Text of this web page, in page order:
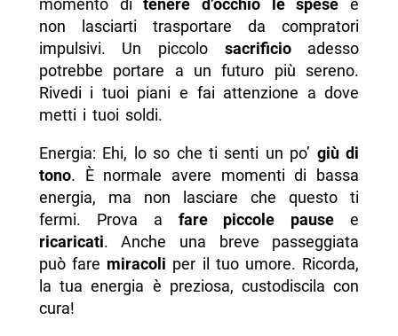
momento ditenere d’occhio le spese e
non lasciarti trasportare da compratori
impulsivi. Un piccolo sacrificioadesso
potrebbe portare a un futuro più sereno.
Rivedi i tuoi piani e fai attenzione a dove
metti i tuoi soldi.
Energia: Ehi, lo so che ti senti un po’ giù di
tono. È normale avere momenti di bassa
energia, ma non lasciare che questo ti
fermi. Prova a fare piccole pause e
ricaricati. Anche una breve passeggiata
può fare miracoli per il tuo umore. Ricorda,
la tua energia è preziosa, custodiscila con
cura!